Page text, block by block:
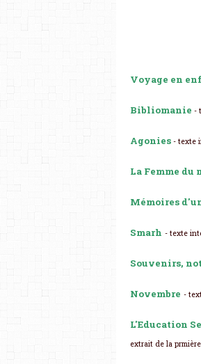
Voyage en
Bibliomanie -
Agonies - texte
La Femme du
Mémoires
Smarh - texte
Souvenirs,
Novembre -
L'Education
extrait de la